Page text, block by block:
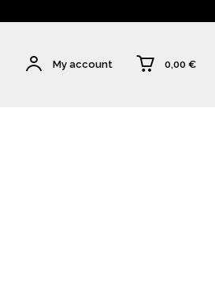
My account 0,00 €